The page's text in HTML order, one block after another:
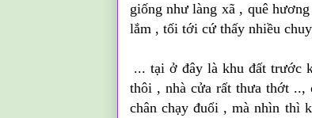
giống như làng xã , quê hương
lắm , tối tới cứ thấy nhiều
... tại ở đây là khu đất trước
thôi , nhà cửa rất thưa thớt
chân chạy đuổi , mà nhìn thì